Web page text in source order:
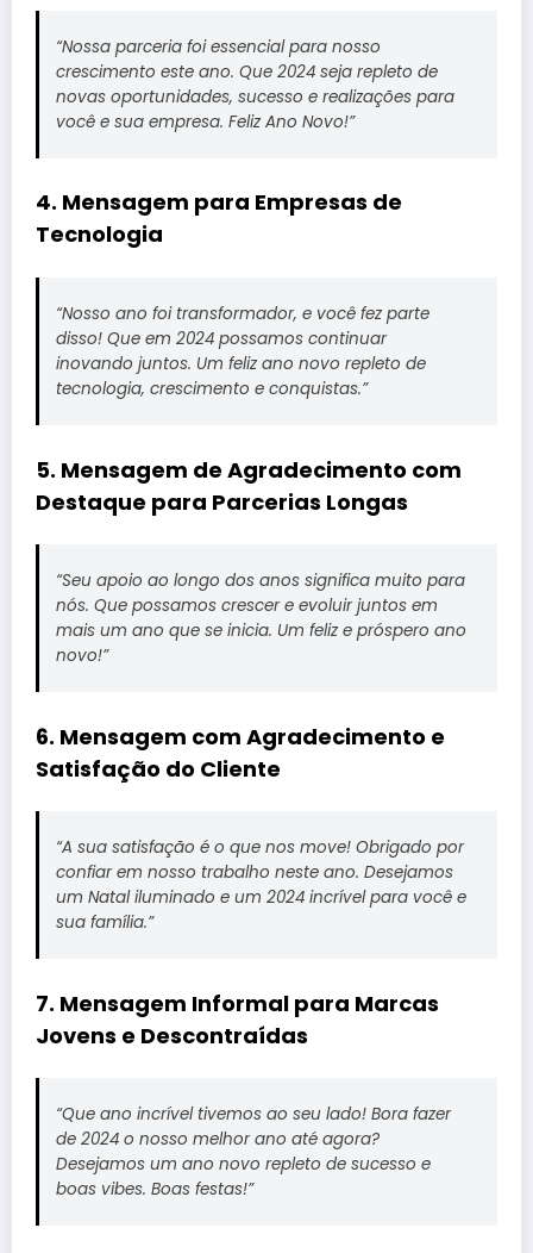
“Nossa parceria foi essencial para nosso
crescimento este ano. Que 2024 seja repleto de
novas oportunidades, sucesso e realizações para
você e sua empresa. Feliz Ano Novo!”
4. Mensagem para Empresas de
Tecnologia
“Nosso ano foi transformador, e você fez parte
disso! Que em 2024 possamos continuar
inovando juntos. Um feliz ano novo repleto de
tecnologia, crescimento e conquistas.”
5. Mensagem de Agradecimento com
Destaque para Parcerias Longas
“Seu apoio ao longo dos anos significa muito para
nós. Que possamos crescer e evoluir juntos em
mais um ano que se inicia. Um feliz e próspero ano
novo!”
6. Mensagem com Agradecimento e
Satisfação do Cliente
“A sua satisfação é o que nos move! Obrigado por
confiar em nosso trabalho neste ano. Desejamos
um Natal iluminado e um 2024 incrível para você e
sua família.”
7. Mensagem Informal para Marcas
Jovens e Descontraídas
“Que ano incrível tivemos ao seu lado! Bora fazer
de 2024 o nosso melhor ano até agora?
Desejamos um ano novo repleto de sucesso e
boas vibes. Boas festas!”